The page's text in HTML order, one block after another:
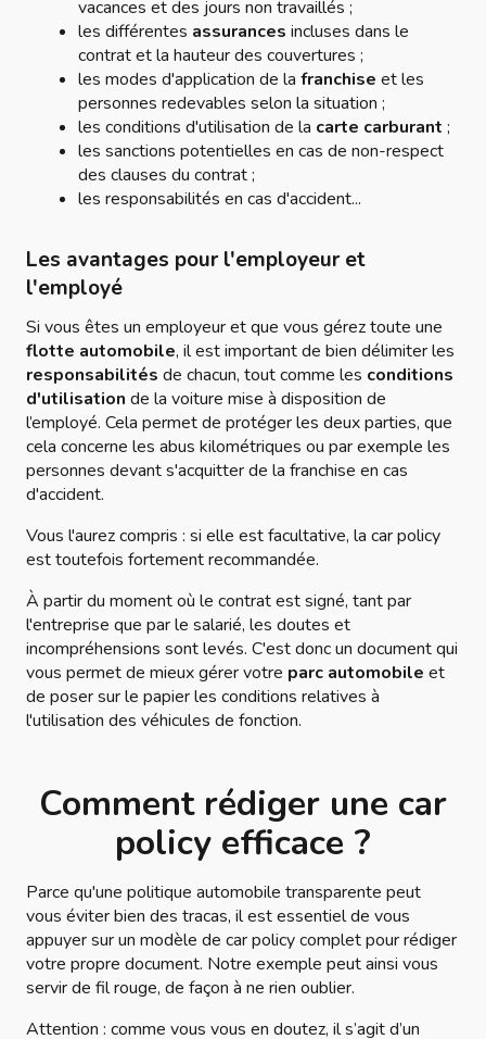
vacances et des jours non travaillés ;
les différentes assurances incluses dans le
contrat et la hauteur des couvertures ;
les modes d'application de la franchise et les
personnes redevables selon la situation ;
les conditions d'utilisation de la carte carburant ;
les sanctions potentielles en cas de non-respect
des clauses du contrat ;
les responsabilités en cas d'accident...
Les avantages pour l'employeur et
l'employé
Si vous êtes un employeur et que vous gérez toute une
flotte automobile, il est important de bien délimiter les
responsabilités de chacun, tout comme les conditions
d'utilisation de la voiture mise à disposition de
l’employé. Cela permet de protéger les deux parties, que
cela concerne les abus kilométriques ou par exemple les
personnes devant s'acquitter de la franchise en cas
d'accident.
Vous l'aurez compris : si elle est facultative, la car policy
est toutefois fortement recommandée.
À partir du moment où le contrat est signé, tant par
l'entreprise que par le salarié, les doutes et
incompréhensions sont levés. C'est donc un document qui
vous permet de mieux gérer votre parc automobile et
de poser sur le papier les conditions relatives à
l'utilisation des véhicules de fonction.
Comment rédiger une car
policy efficace ?
Parce qu'une politique automobile transparente peut
vous éviter bien des tracas, il est essentiel de vous
appuyer sur un modèle de car policy complet pour rédiger
votre propre document. Notre exemple peut ainsi vous
servir de fil rouge, de façon à ne rien oublier.
Attention : comme vous vous en doutez, il s’agit d’un